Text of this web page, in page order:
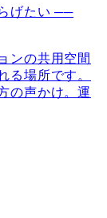
げたい ──
ンの共用空間
る場所です。
の声かけ。運